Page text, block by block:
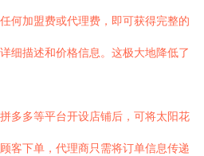
何加盟费或代理费，即可获得完整的
细描述和价格信息。这极大地降低了
多多等平台开设店铺后，可将太阳花
客下单，代理商只需将订单信息传递